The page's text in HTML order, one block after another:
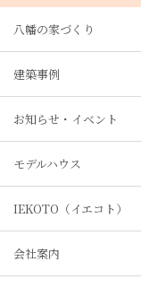
八幡の家づくり
建築事例
お知らせ・イベント
モデルハウス
IEKOTO（イエコト）
会社案内